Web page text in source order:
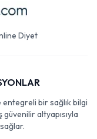
Diyet
entegreli bir sağlık bilgi
altyapısıyla